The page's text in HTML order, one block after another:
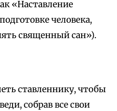
«Наставление
человека,
священный сан»).
ставленнику, чтобы
собрав все свои